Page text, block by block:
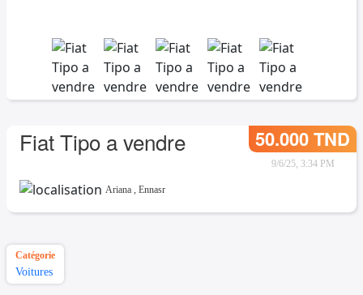
Fiat Tipo a vendre 50.000 TND
9/6/25, 3:34 PM
Ariana , Ennasr
Catégorie
Voitures